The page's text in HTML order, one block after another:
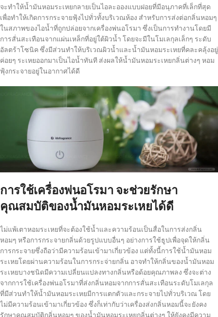
จะทำให้น้ำมันหอมระเหยกลายเป็นไอละอองแบบฝอยที่มีอนุภาคที่เล็กที่สุด
เพื่อทำให้เกิดการกระจายฟุ้งไปทั่วทั้งบริเวณห้อง สำหรับการส่งต่อกลิ่นหอมๆ
ในสภาพของไอน้ำที่ถูกปล่อยจากเครื่องพ่นอโรมา ซึ่งเป็นการทำงานโดยมี
การสั่นสะเทือนจากแผ่นเหล็กที่อยู่ใต้ผิวน้ำ โดยจะมีในโมเลกุลเล็กๆ ระดับ
อัลตร้าโซนิค ซึ่งมีส่วนทำให้บริเวณผิวน้ำและน้ำมันหอมระเหยที่คละคลุ้งอยู่
ค่อยๆ ระเหยออกมาเป็นไอน้ำทันที ส่งผลให้น้ำมันหอมระเหยกลิ่นต่างๆ หอม
ฟุ้งกระจายอยู่ในอากาศได้ดี
การใช้เครื่องพ่นอโรมา จะช่วยรักษา
คุณสมบัติของน้ำมันหอมระเหยได้ดี
ไม่แพ้เตาหอมระเหยที่จะต้องใช้น้ำและความร้อนเป็นสื่อในการส่งกลิ่น
หอมๆ หรือการกระจายกลิ่นด้วยรูปแบบอื่นๆ อย่างการใช้ธูปเพื่อจุดให้กลิ่น
การกระจายซึ่งถือว่ามีความร้อนเข้ามาเกี่ยวข้อง แต่ทั้งนี้การใช้น้ำมันหอม
ระเหยโดยผ่านความร้อนในการกระจ่ายกลิ่น อาจทำให้กลิ่นของน้ำมันหอม
ระเหยบางชนิดมีความเปลี่ยนแปลงทางกลิ่นหรือด้อยคุณภาพลง ซึ่งจะต่าง
จากการใช้เครื่องพ่นอโรมาที่ส่งกลิ่นหอมจากการสั่นสะเทือนระดับโมเลกุล
ที่มีส่วนทำให้น้ำมันหอมระเหยมีการแตกตัวและกระจายไปทั่วบริเวณ โดย
ไม่มีความร้อนเข้ามาเกี่ยวข้อง ซึ่งก็เท่ากับว่าเครื่องส่งกลิ่นหอมนี้จะยังคง
รักษาคุณสมบัติกลิ่นหอมๆ ของน้ำมันหอมระเหยกลิ่นต่างๆ ให้ยังคงมีความ